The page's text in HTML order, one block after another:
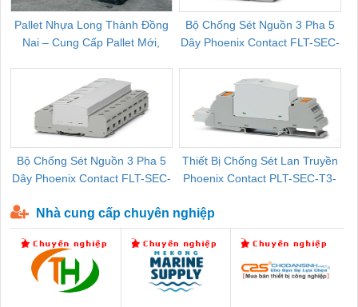
Pallet Nhựa Long Thành Đồng
Nai – Cung Cấp Pallet Mới,
Bộ Chống Sét Nguồn 3 Pha 5
Dây Phoenix Contact FLT-SEC-
Bộ Chống Sét Nguồn 3 Pha 5
Dây Phoenix Contact FLT-SEC-
Thiết Bị Chống Sét Lan Truyền
Phoenix Contact PLT-SEC-T3-
Nhà cung cấp chuyên nghiệp